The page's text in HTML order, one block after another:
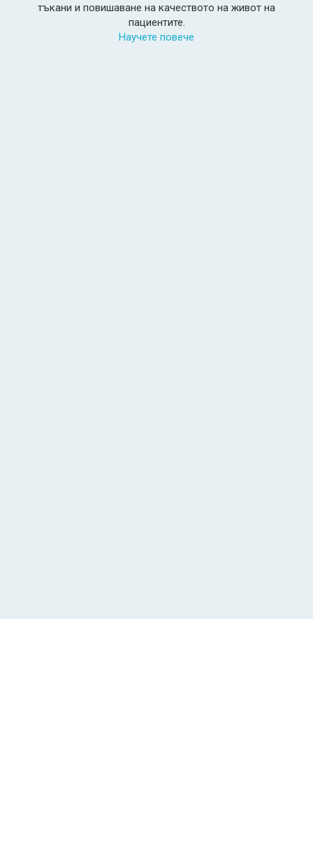
тъкани и повишаване на качеството на живот на
пациентите.
Научете повече